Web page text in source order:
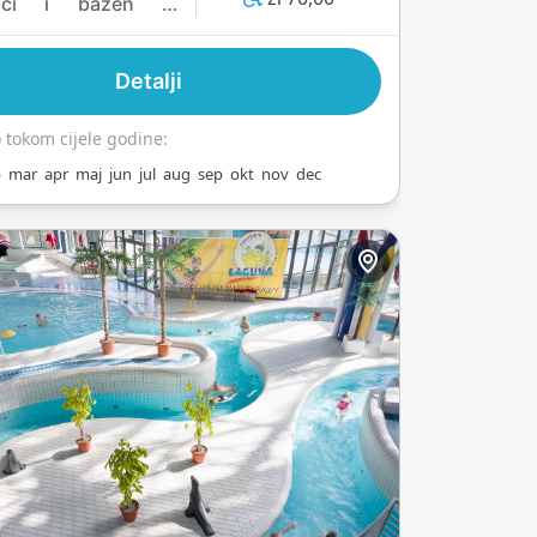
vodom, te
koji spaja
učenje. Njegove 18
sauna, poput
i vanjska
masažnim
stvaraju
trenutke.
Detalji
tokom cijele godine:
mar apr maj jun jul aug sep okt nov dec